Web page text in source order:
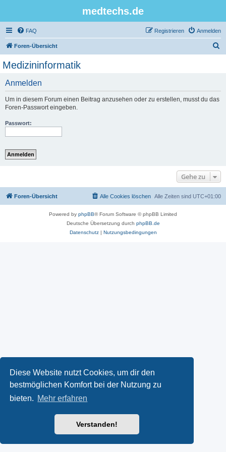
Diese Website nutzt Cookies, um dir den
bestmöglichen Komfort bei der Nutzung zu
bieten. Mehr erfahren
Verstanden!
medtechs.de
FAQ Anmelden
Registrieren
Foren-Übersicht
Medizininformatik
Anmelden
Um in diesem Forum einen Beitrag anzusehen oder zu erstellen, musst du das
Foren-Passwort eingeben.
Passwort:
Gehe zu
Foren-Übersicht Alle Zeiten sind UTC+01:00
Alle Cookies löschen
Powered by phpBB® Forum Software © phpBB Limited
Deutsche Übersetzung durch phpBB.de
Datenschutz| Nutzungsbedingungen